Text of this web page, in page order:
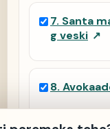
7. Santa
g veski ↗
8.